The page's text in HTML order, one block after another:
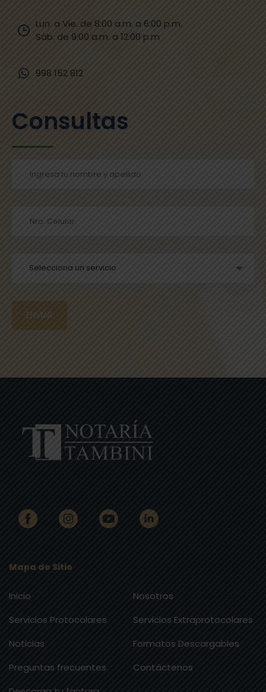
Lun. a Vie. de 8:00 a.m. a 6:00 p.m.
Sáb. de 9:00 a.m. a 12:00 p.m​
998 152 812
Consultas
Selecciona un servicio
ENVIAR
Mapa de Sitio
Inicio
Nosotros
Servicios Protocolares
Servicios Extraprotocolares
Noticias
Formatos Descargables
Preguntas frecuentes
Contáctenos